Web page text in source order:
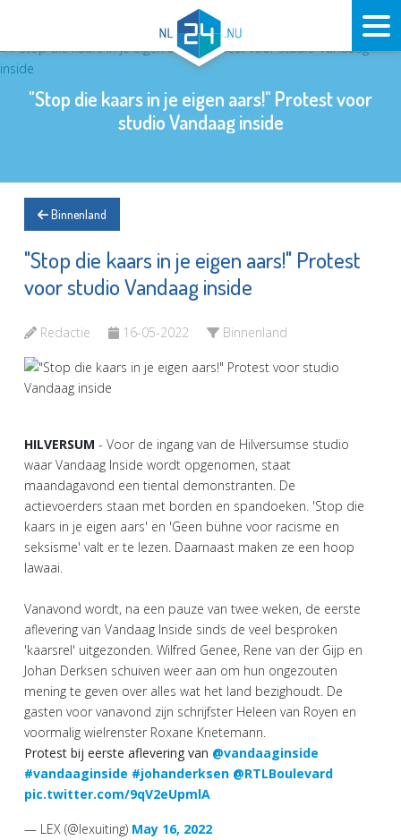
"Stop die kaars in je eigen aars!" Protest voor
studio Vandaag inside
Binnenland
"Stop die kaars in je eigen aars!" Protest
voor studio Vandaag inside
Redactie 16-05-2022 Binnenland
HILVERSUM - Voor de ingang van de Hilversumse studio
waar Vandaag Inside wordt opgenomen, staat
maandagavond een tiental demonstranten. De
actievoerders staan met borden en spandoeken. 'Stop die
kaars in je eigen aars' en 'Geen bühne voor racisme en
seksisme' valt er te lezen. Daarnaast maken ze een hoop
lawaai.
Vanavond wordt, na een pauze van twee weken, de eerste
aflevering van Vandaag Inside sinds de veel besproken
'kaarsrel' uitgezonden. Wilfred Genee, Rene van der Gijp en
Johan Derksen schuiven weer aan om hun ongezouten
mening te geven over alles wat het land bezighoudt. De
gasten voor vanavond zijn schrijfster Heleen van Royen en
voormalig wielrenster Roxane Knetemann.
Protest bij eerste aflevering van @vandaaginside
#vandaaginside #johanderksen @RTLBoulevard
pic.twitter.com/9qV2eUpmlA
— LEX (@lexuiting) May 16, 2022